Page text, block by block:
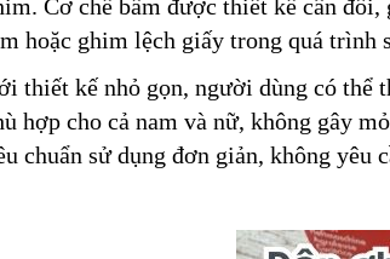
Cơ chế bấm được thiết kế cân
hoặc ghim lệch giấy trong quá trình
thiết kế nhỏ gọn, người dùng có thể
hợp cho cả nam và nữ, không gây
chuẩn sử dụng đơn giản, không yêu